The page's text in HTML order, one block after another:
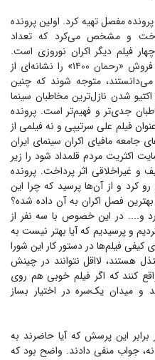
مفصل تهیه کرد. اولین پرونده
و مشخص می‌کرد که تعداد
فیلم دیگر اکران نوروزی است.
همین استدلال کافی بود تا کسانی که فروش «رحمان ۱۴۰۰» را نشانه‌ای از
متوجه شوند که چنین
شدن نازل‌ترین مخاطبان سینما
جدی‌تر و فهیم‌تر است. پرونده
«رحمان ۱۴۰۰» را به‌عنوان فیلم علی سرتیپی و نه فیلمی از
جامعه مافیای اکران سینمای ایران
اکثریت مردم قلمداد شود را زیر
و غیراخلاقی اثر پرداخت. پرونده
کرد و از آن‌ها پرسید که چرا این
فصل اکران به آن داده شده؟
و.... در این خصوص با سه نفر از
و پرسیدیم که آیا بهتر نیست به
فیلم‌ها در دستور کار این شورا
هستند، لااقل نتوانند در چینش
کنند که اگر فیلم خوبی هم روی
و میدان یک‌سره در اختیار بساز
این پرسش که آیا حاضرند به
نه، جواب منفی دادند. واضح بود که